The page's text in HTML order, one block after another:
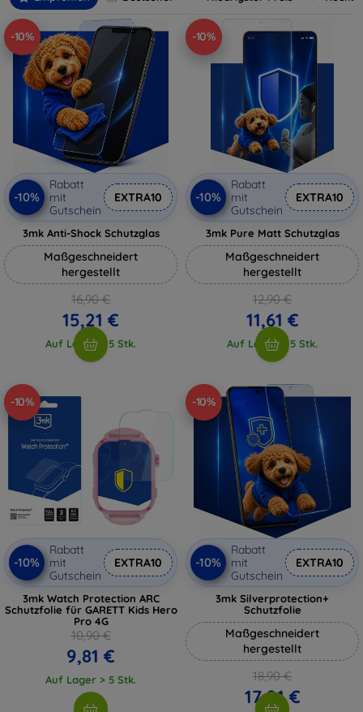
-10%
-10%
Rabatt
mit
Gutschein
EXTRA10
3mk Anti-Shock Schutzglas
Maßgeschneidert
hergestellt
16,90 €
15,21 €
Auf Lager > 5 Stk.
-10%
-10%
Rabatt
mit
Gutschein
EXTRA10
3mk Pure Matt Schutzglas
Maßgeschneidert
hergestellt
12,90 €
11,61 €
Auf Lager > 5 Stk.
-10%
-10%
Rabatt
mit
Gutschein
EXTRA10
3mk Watch Protection ARC
Schutzfolie für GARETT Kids Hero
Pro 4G
10,90 €
9,81 €
Auf Lager > 5 Stk.
-10%
-10%
Rabatt
mit
Gutschein
EXTRA10
3mk Silverprotection+
Schutzfolie
Maßgeschneidert
hergestellt
18,90 €
17,01 €